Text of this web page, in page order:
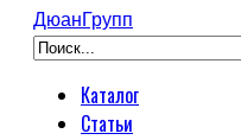
ДюанГрупп
Каталог
Статьи